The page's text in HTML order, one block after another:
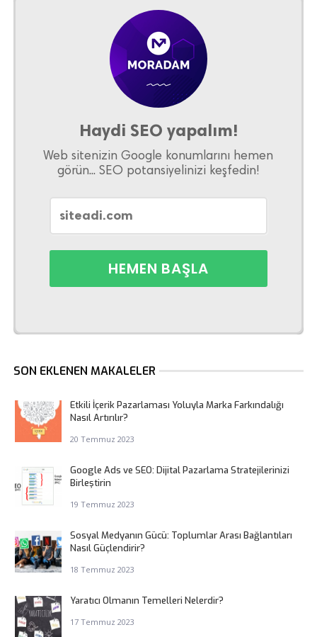
Haydi SEO yapalım!
Web sitenizin Google konumlarını hemen
görün... SEO potansiyelinizi keşfedin!
SON EKLENEN MAKALELER
Etkili İçerik Pazarlaması Yoluyla Marka Farkındalığı
Nasıl Artırılır?
20 Temmuz 2023
Google Ads ve SEO: Dijital Pazarlama Stratejilerinizi
Birleştirin
19 Temmuz 2023
Sosyal Medyanın Gücü: Toplumlar Arası Bağlantıları
Nasıl Güçlendirir?
18 Temmuz 2023
Yaratıcı Olmanın Temelleri Nelerdir?
17 Temmuz 2023